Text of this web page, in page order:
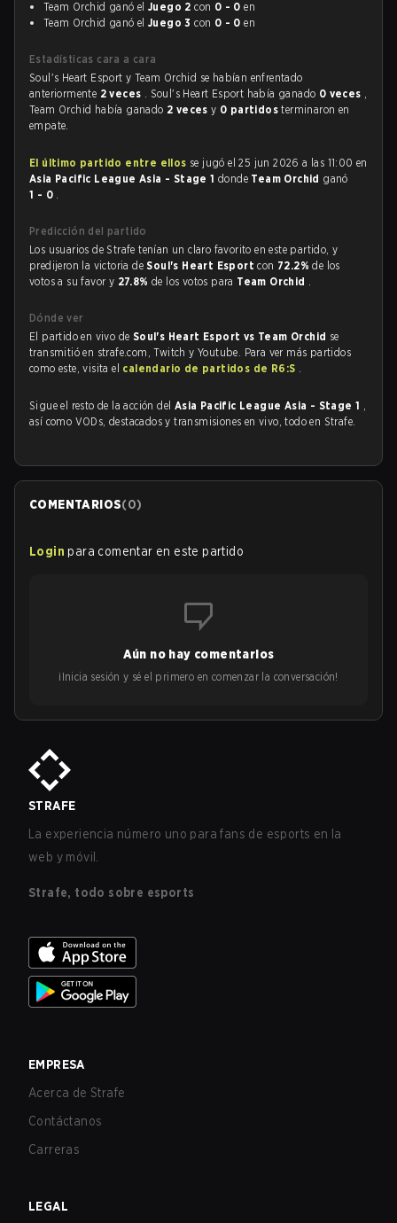
Team Orchid ganó el Juego 2 con 0 - 0 en
Team Orchid ganó el Juego 3 con 0 - 0 en
Estadísticas cara a cara
Soul's Heart Esport y Team Orchid se habían enfrentado
anteriormente 2 veces . Soul's Heart Esport había ganado 0 veces ,
Team Orchid había ganado 2 vecesy 0 partidosterminaron en
empate.
El último partido entre ellos se jugó el 25 jun 2026 a las 11:00 en
Asia Pacific League Asia - Stage 1 donde Team Orchid ganó
1 - 0 .
Predicción del partido
Los usuarios de Strafe tenían un claro favorito en este partido, y
predijeron la victoria deSoul's Heart Esportcon 72.2%de los
votos a su favor y 27.8%de los votos para Team Orchid .
Dónde ver
El partido en vivo de Soul's Heart Esport vs Team Orchid se
transmitió en strafe.com, Twitch y Youtube. Para ver más partidos
como este, visita el calendario de partidos de R6:S .
Sigue el resto de la acción del Asia Pacific League Asia - Stage 1 ,
así como VODs, destacados y transmisiones en vivo, todo en Strafe.
COMENTARIOS(0)
Login para comentar en este partido
Aún no hay comentarios
¡Inicia sesión y sé el primero en comenzar la conversación!
STRAFE
La experiencia número uno para fans de esports en la
web y móvil.
Strafe, todo sobre esports
EMPRESA
Acerca de Strafe
Contáctanos
Carreras
LEGAL